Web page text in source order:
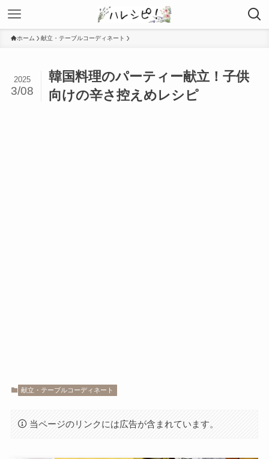
ホーム 献立・テーブルコーディネート
韓国料理のパーティー献立！子供
向けの辛さ控えめレシピ
2025
3/08
献立・テーブルコーディネート
当ページのリンクには広告が含まれています。